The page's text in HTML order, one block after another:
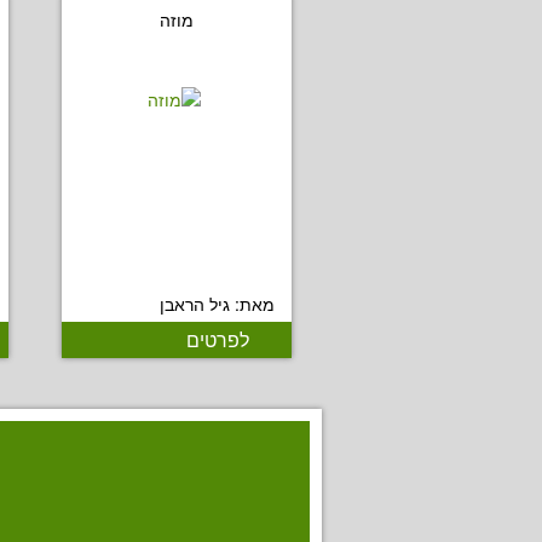
מוזה
מאת: גיל הראבן
לפרטים